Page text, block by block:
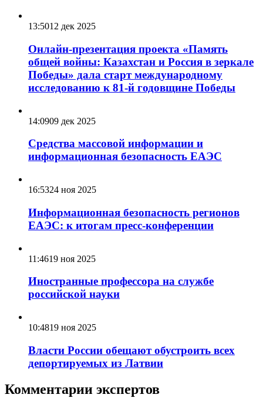
13:5012 дек 2025
Онлайн-презентация проекта «Память
общей войны: Казахстан и Россия в зеркале
Победы» дала старт международному
исследованию к 81-й годовщине Победы
14:0909 дек 2025
Средства массовой информации и
информационная безопасность ЕАЭС
16:5324 ноя 2025
Информационная безопасность регионов
ЕАЭС: к итогам пресс-конференции
11:4619 ноя 2025
Иностранные профессора на службе
российской науки
10:4819 ноя 2025
Власти России обещают обустроить всех
депортируемых из Латвии
Комментарии экспертов